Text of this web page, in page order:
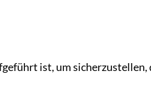
ist, um sicherzustellen,